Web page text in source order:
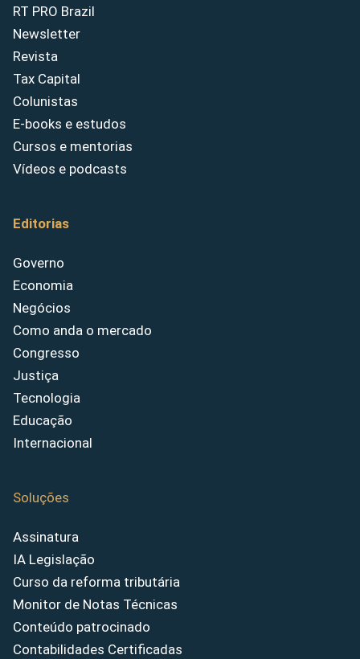
RT PRO Brazil
Newsletter
Revista
Tax Capital
Colunistas
E-books e estudos
Cursos e mentorias
Vídeos e podcasts
Editorias
Governo
Economia
Negócios
Como anda o mercado
Congresso
Justiça
Tecnologia
Educação
Internacional
Soluções
Assinatura
IA Legislação
Curso da reforma tributária
Monitor de Notas Técnicas
Conteúdo patrocinado
Contabilidades Certificadas